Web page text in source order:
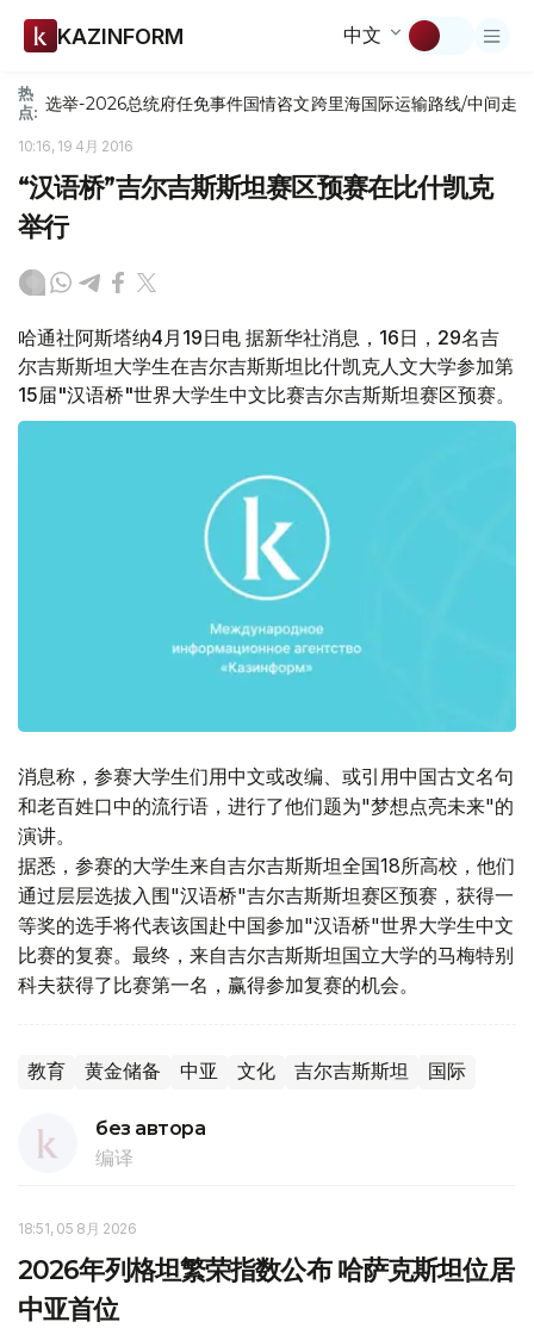
KAZINFORM 中文
热
点: 选举-2026总统府任免事件国情咨文跨里海国际运输路线/中间走廊
10:16, 19 4月 2016
“汉语桥”吉尔吉斯斯坦赛区预赛在比什凯克
举行
哈通社阿斯塔纳4月19日电 据新华社消息，16日，29名吉
尔吉斯斯坦大学生在吉尔吉斯斯坦比什凯克人文大学参加第
15届"汉语桥"世界大学生中文比赛吉尔吉斯斯坦赛区预赛。
消息称，参赛大学生们用中文或改编、或引用中国古文名句
和老百姓口中的流行语，进行了他们题为"梦想点亮未来"的
演讲。
据悉，参赛的大学生来自吉尔吉斯斯坦全国18所高校，他们
通过层层选拔入围"汉语桥"吉尔吉斯斯坦赛区预赛，获得一
等奖的选手将代表该国赴中国参加"汉语桥"世界大学生中文
比赛的复赛。最终，来自吉尔吉斯斯坦国立大学的马梅特别
科夫获得了比赛第一名，赢得参加复赛的机会。
教育 黄金储备 中亚 文化 吉尔吉斯斯坦 国际
без автора
编译
18:51, 05 8月 2026
2026年列格坦繁荣指数公布 哈萨克斯坦位居
中亚首位